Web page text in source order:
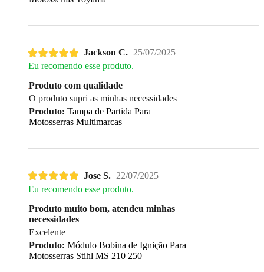
Jackson C. 25/07/2025
Eu recomendo esse produto.
Produto com qualidade
O produto supri as minhas necessidades
Produto: Tampa de Partida Para
Motosserras Multimarcas
Jose S. 22/07/2025
Eu recomendo esse produto.
Produto muito bom, atendeu minhas
necessidades
Excelente
Produto: Módulo Bobina de Ignição Para
Motosserras Stihl MS 210 250